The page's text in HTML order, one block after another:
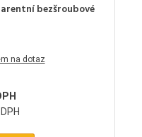
bezšroubové
na dotaz